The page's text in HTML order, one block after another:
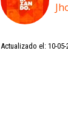
Actualizado el: 10-05-